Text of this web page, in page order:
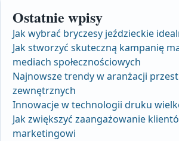
Ostatnie wpisy
Jak wybrać bryczesy jeździeckie
Jak stworzyć skuteczną kampanię
mediach społecznościowych
Najnowsze trendy w aranżacji
zewnętrznych
Innowacje w technologii druku
Jak zwiększyć zaangażowanie
marketingowi